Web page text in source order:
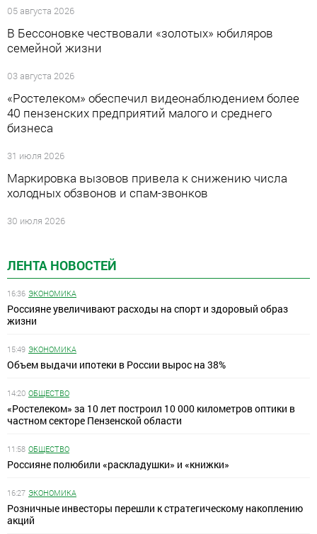
ЛЕНТА НОВОСТЕЙ
16:36 ЭКОНОМИКА
Россияне увеличивают расходы на спорт и здоровый образ
жизни
15:49 ЭКОНОМИКА
Объем выдачи ипотеки в России вырос на 38%
14:20 ОБЩЕСТВО
«Ростелеком» за 10 лет построил 10 000 километров оптики в
частном секторе Пензенской области
11:58 ОБЩЕСТВО
Россияне полюбили «раскладушки» и «книжки»
16:27 ЭКОНОМИКА
Розничные инвесторы перешли к стратегическому накоплению
акций
05 августа 2026
В Бессоновке чествовали «золотых» юбиляров
семейной жизни
03 августа 2026
«Ростелеком» обеспечил видеонаблюдением более
40 пензенских предприятий малого и среднего
бизнеса
31 июля 2026
Маркировка вызовов привела к снижению числа
холодных обзвонов и спам-звонков
30 июля 2026